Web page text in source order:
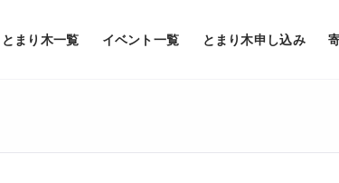
とまり木一覧 イベント一覧 とまり木申し込み